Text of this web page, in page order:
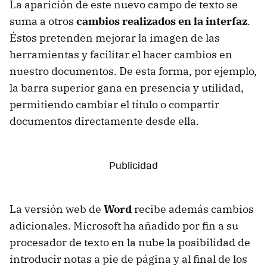
La aparición de este nuevo campo de texto se
suma a otros cambios realizados en la interfaz.
Éstos pretenden mejorar la imagen de las
herramientas y facilitar el hacer cambios en
nuestro documentos. De esta forma, por ejemplo,
la barra superior gana en presencia y utilidad,
permitiendo cambiar el título o compartir
documentos directamente desde ella.
La versión web de Word recibe además cambios
adicionales. Microsoft ha añadido por fin a su
procesador de texto en la nube la posibilidad de
introducir notas a pie de página y al final de los